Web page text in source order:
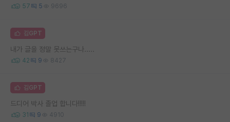
57 5 9696
김GPT
내가 글을 정말 못쓰는구나.....
42 9 8427
김GPT
드디어 박사 졸업 합니다!!!!!
31 9 4910